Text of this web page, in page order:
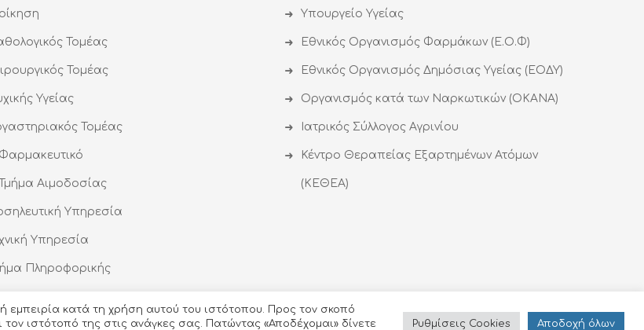
Τομέας
Τομέας
Υγείας
Τομέας
Φαρμακευτικό
Τμήμα Αιμοδοσίας
Υπηρεσία
Υπηρεσία
Πληροφορικής
Υπουργείο Υγείας
Εθνικός Οργανισμός Φαρμάκων (Ε.Ο.Φ)
Εθνικός Οργανισμός Δημόσιας Υγείας (ΕΟΔΥ)
Οργανισμός κατά των Ναρκωτικών (ΟΚΑΝΑ)
Ιατρικός Σύλλογος Αγρινίου
Κέντρο Θεραπείας Εξαρτημένων Ατόμων
(ΚΕΘΕΑ)
εμπειρία κατά τη χρήση αυτού του ιστότοπου. Προς τον σκοπό
ιστότοπό της στις ανάγκες σας. Πατώντας «Αποδέχομαι» δίνετε
Ρυθμίσεις Cookies Αποδoχή όλων